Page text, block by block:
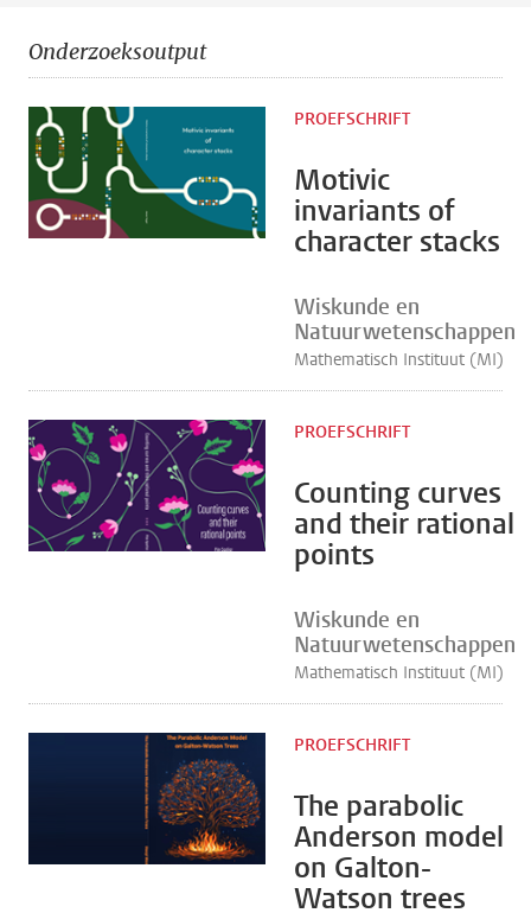
Onderzoeksoutput
Motivic
invariants of
character stacks
PROEFSCHRIFT
Wiskunde en
Natuurwetenschappen
Mathematisch Instituut (MI)
Counting curves
and their rational
points
PROEFSCHRIFT
Wiskunde en
Natuurwetenschappen
Mathematisch Instituut (MI)
The parabolic
Anderson model
on Galton-
Watson trees
PROEFSCHRIFT